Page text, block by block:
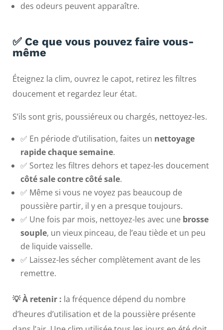
des odeurs peuvent apparaître.
✅ Ce que vous pouvez faire vous-
même
Éteignez la clim, ouvrez le capot, retirez les filtres
doucement et regardez leur état.
S’ils sont gris, poussiéreux ou chargés, nettoyez-les.
✅ En période d’utilisation, faites un nettoyage
rapide chaque semaine.
✅ Sortez les filtres dehors et tapez-les doucement
côté sale contre côté sale.
✅ Même si vous ne voyez pas beaucoup de
poussière partir, il y en a presque toujours.
✅ Une fois par mois, nettoyez-les avec une brosse
souple, un vieux pinceau, de l’eau tiède et un peu
de liquide vaisselle.
✅ Laissez-les sécher complètement avant de les
remettre.
💡 À retenir : la fréquence dépend du nombre
d’heures d’utilisation et de la poussière présente